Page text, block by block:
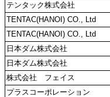
テンタック株式会社
TENTAC(HANOI) CO., Ltd
TENTAC(HANOI) CO., Ltd
日本ダム株式会社
日本ダム株式会社
株式会社 フェイス
プラスコーポレーション